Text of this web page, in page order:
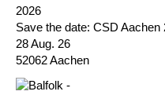
Save the date: CSD Aachen
28 Aug. 26
52062 Aachen